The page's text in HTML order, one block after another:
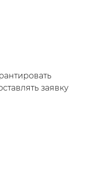
заявку